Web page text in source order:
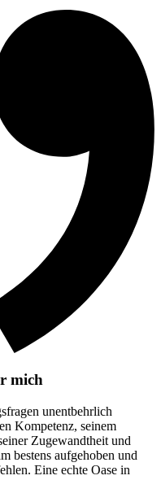
mich
unentbehrlich
Kompetenz, seinem
Zugewandtheit und
bestens aufgehoben und
Eine echte Oase in